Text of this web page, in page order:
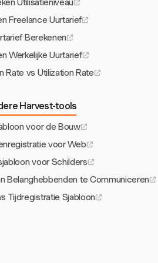
Utilisatieniveau
Freelance Uurtarief
Berekenen
Werkelijke Uurtarief
Rate vs Utilization Rate
Harvest-tools
voor de Bouw
voor Web
voor Schilders
Belanghebbenden te Communiceren
Tijdregistratie Sjabloon